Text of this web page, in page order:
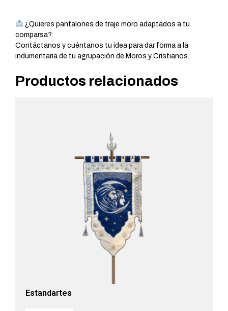
¿Quieres pantalones de traje moro adaptados a tu
comparsa?
Contáctanos y cuéntanos tu idea para dar forma a la
indumentaria de tu agrupación de Moros y Cristianos.
Productos relacionados
Estandartes